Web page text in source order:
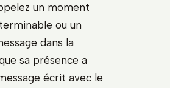
un moment
ou un
dans la
sa présence a
écrit avec le